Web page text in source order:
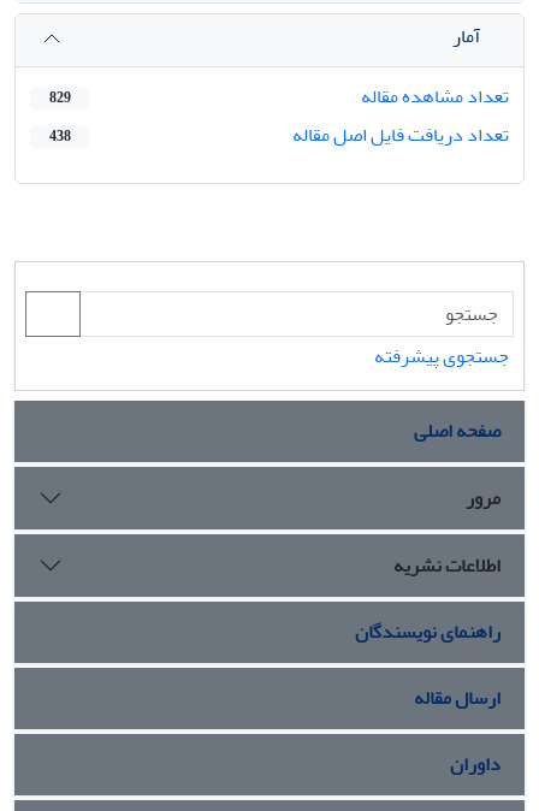
آمار
تعداد مشاهده مقاله
829
تعداد دریافت فایل اصل مقاله 438
جستجوی پیشرفته
صفحه اصلی
مرور
اطلاعات نشریه
راهنمای نویسندگان
ارسال مقاله
داوران